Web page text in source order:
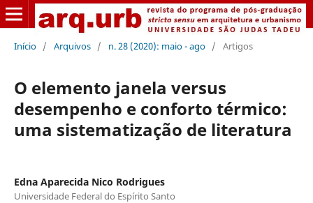
Início / Arquivos / n. 28 (2020): maio - ago / Artigos
O elemento janela versus
desempenho e conforto térmico:
uma sistematização de literatura
Edna Aparecida Nico Rodrigues
Universidade Federal do Espírito Santo